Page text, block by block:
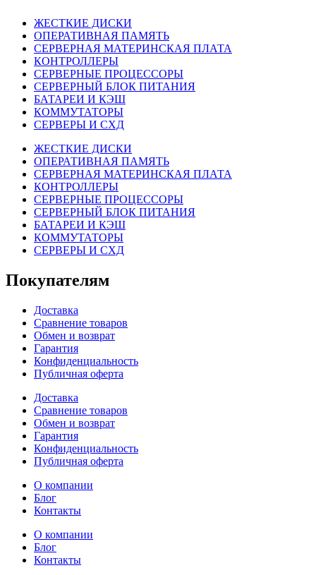
ЖЕСТКИЕ ДИСКИ
ОПЕРАТИВНАЯ ПАМЯТЬ
СЕРВЕРНАЯ МАТЕРИНСКАЯ ПЛАТА
КОНТРОЛЛЕРЫ
СЕРВЕРНЫЕ ПРОЦЕССОРЫ
СЕРВЕРНЫЙ БЛОК ПИТАНИЯ
БАТАРЕИ И КЭШ
КОММУТАТОРЫ
СЕРВЕРЫ И СХД
ЖЕСТКИЕ ДИСКИ
ОПЕРАТИВНАЯ ПАМЯТЬ
СЕРВЕРНАЯ МАТЕРИНСКАЯ ПЛАТА
КОНТРОЛЛЕРЫ
СЕРВЕРНЫЕ ПРОЦЕССОРЫ
СЕРВЕРНЫЙ БЛОК ПИТАНИЯ
БАТАРЕИ И КЭШ
КОММУТАТОРЫ
СЕРВЕРЫ И СХД
Покупателям
Доставка
Сравнение товаров
Обмен и возврат
Гарантия
Конфиденциальность
Публичная оферта
Доставка
Сравнение товаров
Обмен и возврат
Гарантия
Конфиденциальность
Публичная оферта
О компании
Блог
Контакты
О компании
Блог
Контакты